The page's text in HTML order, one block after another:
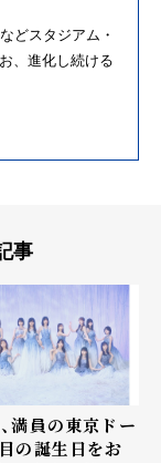
どスタジアム・
、進化し続ける
事
満員の東京ドー
の誕生日をお